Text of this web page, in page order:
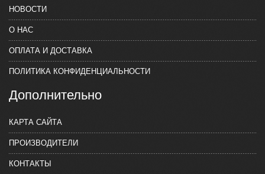
НОВОСТИ
О НАС
ОПЛАТА И ДОСТАВКА
ПОЛИТИКА КОНФИДЕНЦИАЛЬНОСТИ
Дополнительно
КАРТА САЙТА
ПРОИЗВОДИТЕЛИ
КОНТАКТЫ